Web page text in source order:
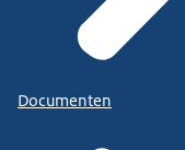
Documenten